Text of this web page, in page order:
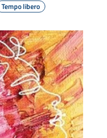
Tempo libero